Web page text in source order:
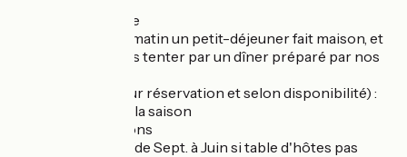
Convivialité à table
Savourez chaque matin un petit-déjeuner fait maison, et
le soir, laissez-vous tenter par un dîner préparé par nos
* Table d'hôtes (sur réservation et selon disponibilité) :
De 18 à 25€ selon la saison
* Carte des boissons
* Paniers chauds (de Sept. à Juin si table d'hôtes pas